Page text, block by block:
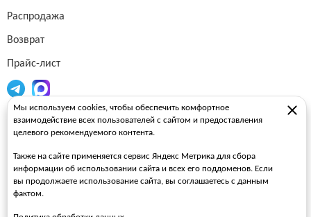
Распродажа
Возврат
Прайс-лист
Огнетушители
Пожарные стволы
Пожарные шкафы
FAQ
Мы используем cookies, чтобы обеспечить комфортное
взаимодействие всех пользователей с сайтом и предоставления
целевого рекомендуемого контента.
Также на сайте применяется сервис Яндекс Метрика для сбора
информации об использовании сайта и всех его поддоменов. Если
вы продолжаете использование сайта, вы соглашаетесь с данным
фактом.